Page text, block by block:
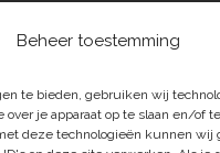
Beheer toestemming
te bieden, gebruiken wij
over je apparaat op te slaan en/of
deze technologieën kunnen wij
KVK: 74671596